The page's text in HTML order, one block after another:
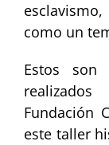
como un
Estos son
Fundación
este taller